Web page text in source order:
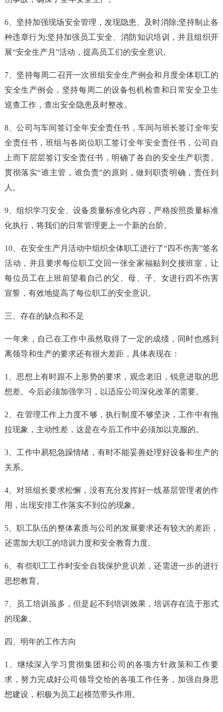
6、坚持加强现场安全管理，发现隐患、及时消除;坚持制止各
种违章行为;坚持加强员工安全、消防知识培训，并且组织开
展“安全生产月”活动，提高员工们的安全意识。
7、坚持每周二召开一次班组安全生产例会和月度全体职工的
安全生产例会，坚持每周二的设备包机检查和日常安全卫生
巡查工作，查出安全隐患及时整改。
8、公司与车间签订全年安全责任书，车间与班长签订全年安
全责任书，班组与各岗位职工签订全年安全责任书，公司自
上而下层层签订安全责任书，明确了各自的安全生产职责。
贯彻落实“谁主管，谁负责”的原则，做到职责明确，责任到
人。
9、组织学习安全、设备质量标准化内容，严格按照质量标准
化执行，将我们的日常管理更上一个新的台阶。
10、在安全生产月活动中组织全体职工进行了“四不伤害”签名
活动，并且要求每位职工交回一张全家福贴到交接班室，让
每位员工在上班前望着自己的父、母、子、女进行四不伤害
宣誓，有效地提高了每位职工的安全意识。
三、存在的缺点和不足
一年来，自己在工作中虽然取得了一定的成绩，同时也感到
离领导和生产的要求还有很大差距，具体表现在：
1、思想上有时跟不上形势的要求，观念老旧，锐意进取的思
想差。今后必须加强学习，以适应公司深化改革的需要。
2、在管理工作上力度不够，执行制度不够坚决，工作中有拖
拉现象，主动性差，这是在今后工作中必须加以克服的。
3、工作中易犯急躁情绪，有时不能妥善处理好设备和生产的
关系。
4、对班组长要求松懈，没有充分发挥好一线基层管理者的作
用，出现安排工作落实不到位的现象。
5、职工队伍的整体素质与公司的发展要求还有较大的差距，
还需加大职工的培训力度和安全教育力度。
6、有些职工工作时安全自我保护意识差，还需进一步的进行
思想教育。
7、员工培训虽多，但是起不到培训效果，培训存在流于形式
的现象。
四、明年的工作方向
1、继续深入学习贯彻集团和公司的各项方针政策和工作要
求，努力完成好公司领导交给的各项工作任务，加强自身思
想建设，积极为员工起模范带头作用。